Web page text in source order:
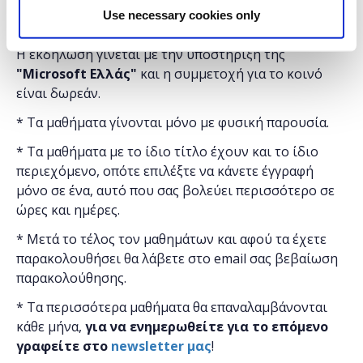
Use necessary cookies only
Στο Found.ation
Η εκδήλωση γίνεταιμε την υποστήριξη της
"Microsoft Ελλάς" και η συμμετοχή για το κοινό
είναι δωρεάν.
* Τα μαθήματα γίνονται μόνο με φυσική παρουσία.
* Τα μαθήματα με το ίδιο τίτλο έχουν και το ίδιο
περιεχόμενο, οπότε επιλέξτε να κάνετε έγγραφή
μόνο σε ένα, αυτό που σας βολεύει περισσότερο σε
ώρες και ημέρες.
* Μετά το τέλος τον μαθημάτων και αφού τα έχετε
παρακολουθήσει θα λάβετε στο email σας βεβαίωση
παρακολούθησης.
* Τα περισσότερα μαθήματα θα επαναλαμβάνονται
κάθε μήνα, για να ενημερωθείτε για το επόμενο
γραφείτε στο newsletter μας!